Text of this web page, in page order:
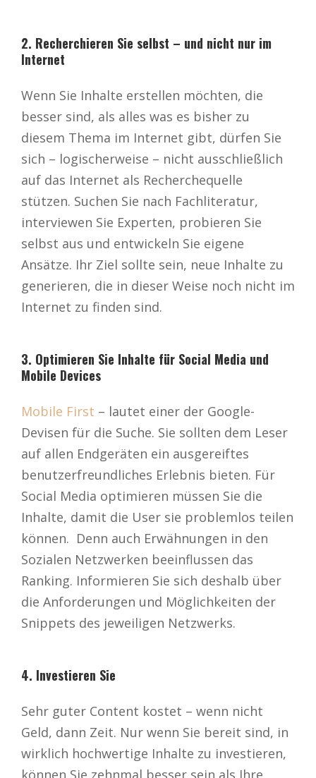
2. Recherchieren Sie selbst – und nicht nur im
Internet
Wenn Sie Inhalte erstellen möchten, die
besser sind, als alles was es bisher zu
diesem Thema im Internet gibt, dürfen Sie
sich – logischerweise – nicht ausschließlich
auf das Internet als Recherchequelle
stützen. Suchen Sie nach Fachliteratur,
interviewen Sie Experten, probieren Sie
selbst aus und entwickeln Sie eigene
Ansätze. Ihr Ziel sollte sein, neue Inhalte zu
generieren, die in dieser Weise noch nicht im
Internet zu finden sind.
3. Optimieren Sie Inhalte für Social Media und
Mobile Devices
Mobile First – lautet einer der Google-
Devisen für die Suche. Sie sollten dem Leser
auf allen Endgeräten ein ausgereiftes
benutzerfreundliches Erlebnis bieten. Für
Social Media optimieren müssen Sie die
Inhalte, damit die User sie problemlos teilen
können. Denn auch Erwähnungen in den
Sozialen Netzwerken beeinflussen das
Ranking. Informieren Sie sich deshalb über
die Anforderungen und Möglichkeiten der
Snippets des jeweiligen Netzwerks.
4. Investieren Sie
Sehr guter Content kostet – wenn nicht
Geld, dann Zeit. Nur wenn Sie bereit sind, in
wirklich hochwertige Inhalte zu investieren,
können Sie zehnmal besser sein als Ihre